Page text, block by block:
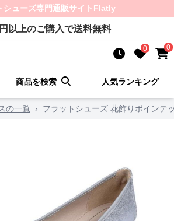
シューズ専門通販サイト Flatly
円以上のご購入で送料無料
0 0
商品を検索 人気ランキング
の一覧 › フラットシューズ 花飾りポインテ